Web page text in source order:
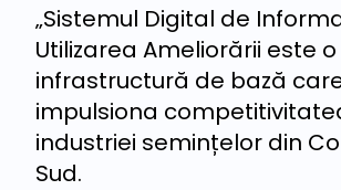
„Sistemul Digital de
Utilizarea Ameliorării este o
infrastructură de bază
impulsiona
industriei semințelor din
Sud.